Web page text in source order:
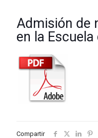
Admisión de
en la
Compartir